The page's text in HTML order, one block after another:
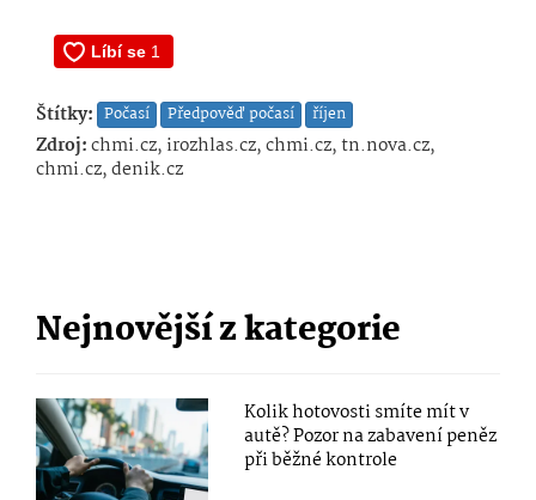
Štítky: Počasí Předpověď počasí říjen
Zdroj:chmi.cz, irozhlas.cz, chmi.cz, tn.nova.cz,
chmi.cz, denik.cz
Nejnovější z kategorie
Kolik hotovosti smíte mít v
autě? Pozor na zabavení peněz
při běžné kontrole